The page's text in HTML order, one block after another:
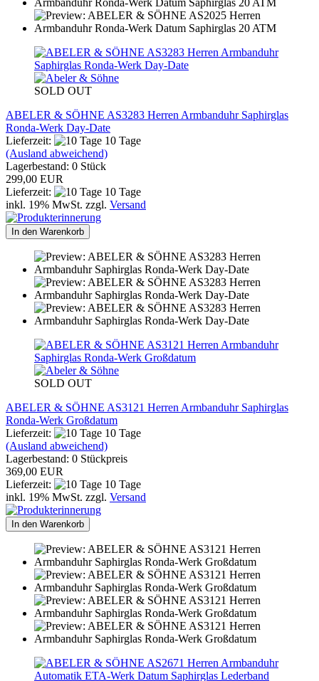
SOLD OUT
ABELER & SÖHNE AS3283 Herren Armbanduhr Saphirglas
Ronda-Werk Day-Date
Lieferzeit:
10 Tage
(Ausland abweichend)
Lagerbestand: 0 Stück
299,00 EUR
Lieferzeit:
10 Tage
inkl. 19% MwSt. zzgl. Versand
In den Warenkorb
SOLD OUT
ABELER & SÖHNE AS3121 Herren Armbanduhr Saphirglas
Ronda-Werk Großdatum
Lieferzeit:
10 Tage
(Ausland abweichend)
Lagerbestand: 0 Stückpreis
369,00 EUR
Lieferzeit:
10 Tage
inkl. 19% MwSt. zzgl. Versand
In den Warenkorb